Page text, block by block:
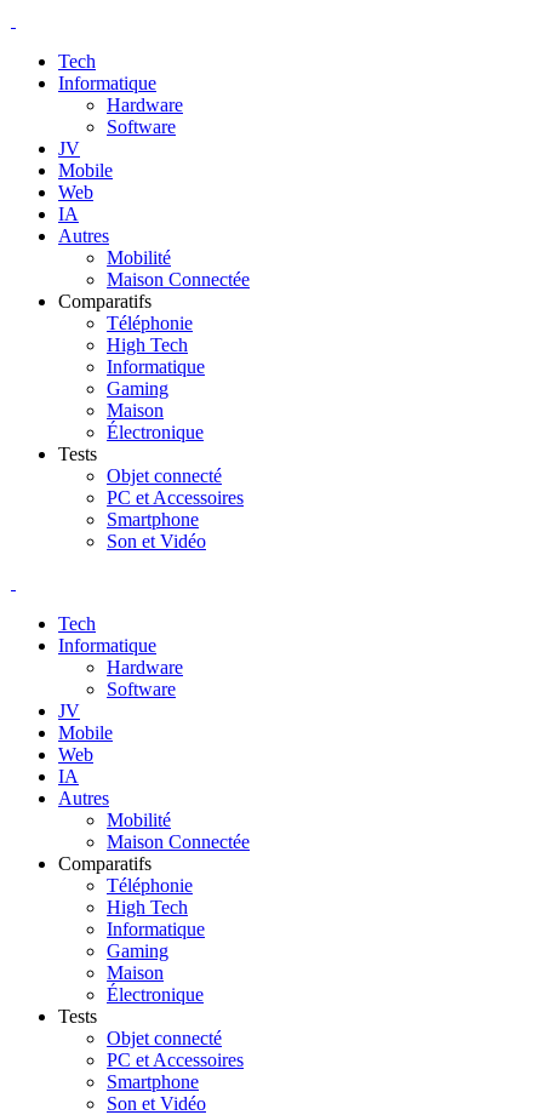
Tech
Informatique
Hardware
Software
JV
Mobile
Web
IA
Autres
Mobilité
Maison Connectée
Comparatifs
Téléphonie
High Tech
Informatique
Gaming
Maison
Électronique
Tests
Objet connecté
PC et Accessoires
Smartphone
Son et Vidéo
Tech
Informatique
Hardware
Software
JV
Mobile
Web
IA
Autres
Mobilité
Maison Connectée
Comparatifs
Téléphonie
High Tech
Informatique
Gaming
Maison
Électronique
Tests
Objet connecté
PC et Accessoires
Smartphone
Son et Vidéo